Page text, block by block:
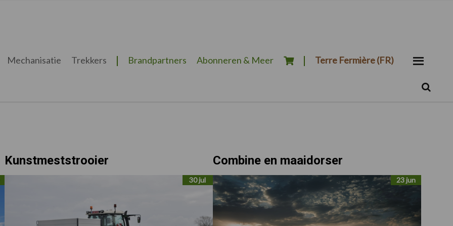
Mechanisatie Trekkers Brandpartners Abonneren & Meer Terre Fermière (FR)
Kunstmeststrooier
30 jul
Combine en maaidorser
23 jun